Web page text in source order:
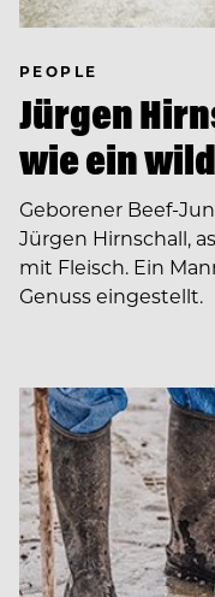
PEOPLE
Jürgen
wie ein
Geborener Beef-
Jürgen Hirnschall,
mit Fleisch. Ein
Genuss eingestellt.